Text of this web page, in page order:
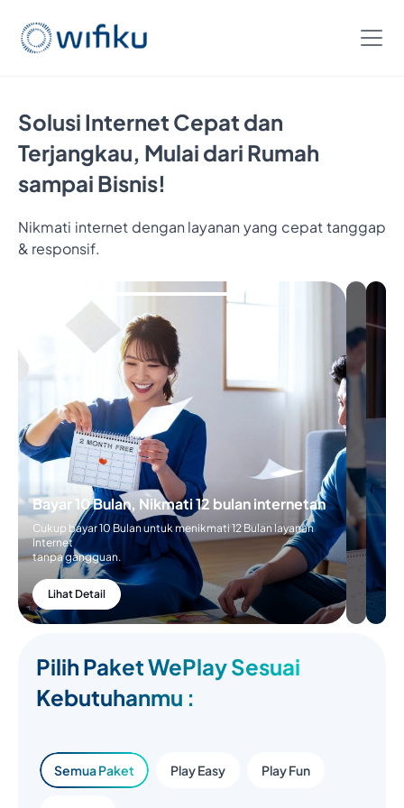
Solusi Internet Cepat dan
Terjangkau, Mulai dari Rumah
sampai Bisnis!
Nikmati internet dengan layanan yang cepat tanggap
& responsif.
Bayar 10 Bulan, Nikmati 12 bulan internetan
Cukup bayar 10 Bulan untuk menikmati 12 Bulan layanan
Internet
tanpa gangguan.
Lihat Detail
Pilih Paket WePlay Sesuai
Kebutuhanmu :
Semua Paket Play Easy Play Fun